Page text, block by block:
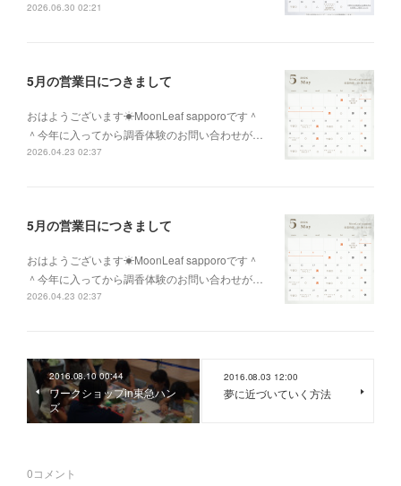
2026.06.30 02:21
5月の営業日につきまして
おはようございます☀MoonLeaf sapporoです＾
＾今年に入ってから調香体験のお問い合わせが…
2026.04.23 02:37
5月の営業日につきまして
おはようございます☀MoonLeaf sapporoです＾
＾今年に入ってから調香体験のお問い合わせが…
2026.04.23 02:37
2016.08.10 00:44
ワークショップin東急ハン
ズ
2016.08.03 12:00
夢に近づいていく方法
0コメント